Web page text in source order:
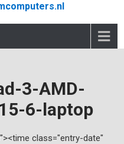
3-AMD-
6-laptop
class="entry-date"